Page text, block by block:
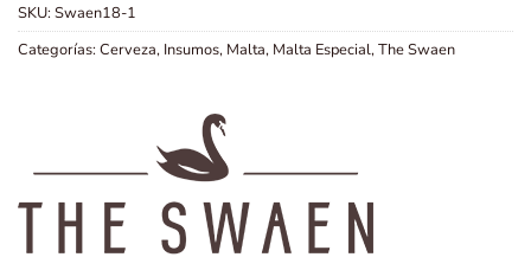
SKU: Swaen18-1
Categorías: Cerveza, Insumos, Malta, Malta Especial,The Swaen